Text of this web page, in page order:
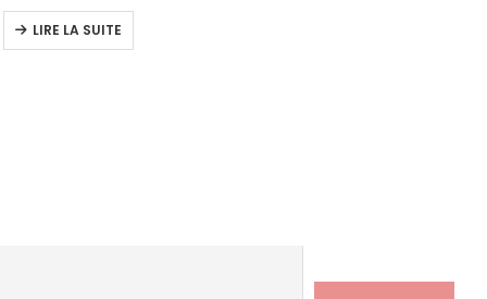
LIRE LA SUITE